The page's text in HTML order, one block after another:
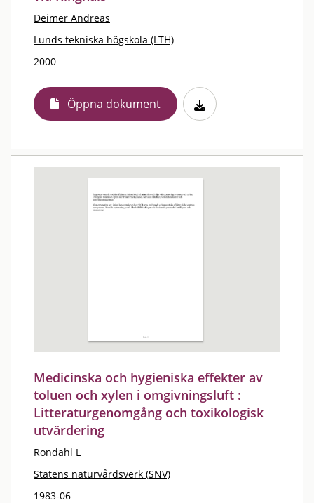
Deimer Andreas
Lunds tekniska högskola (LTH)
2000
Öppna dokument
Medicinska och hygieniska effekter av
toluen och xylen i omgivningsluft :
Litteraturgenomgång och toxikologisk
utvärdering
Rondahl L
Statens naturvårdsverk (SNV)
1983-06